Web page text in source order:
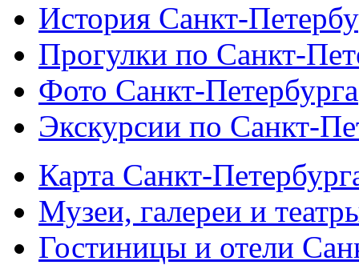
История Санкт-
Прогулки по Санкт-
Фото Санкт-Петербурга
Экскурсии по Санкт-
Карта Санкт-
Музеи, галереи и
Гостиницы и отели